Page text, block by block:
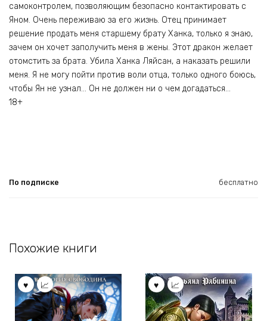
самоконтролем, позволяющим безопасно контактировать с
Яном. Очень переживаю за его жизнь. Отец принимает
решение продать меня старшему брату Ханка, только я знаю,
зачем он хочет заполучить меня в жены. Этот дракон желает
отомстить за брата. Убила Ханка Ляйсан, а наказать решили
меня. Я не могу пойти против воли отца, только одного боюсь,
чтобы Ян не узнал… Он не должен ни о чем догадаться…
18+
По подписке бесплатно
Похожие книги